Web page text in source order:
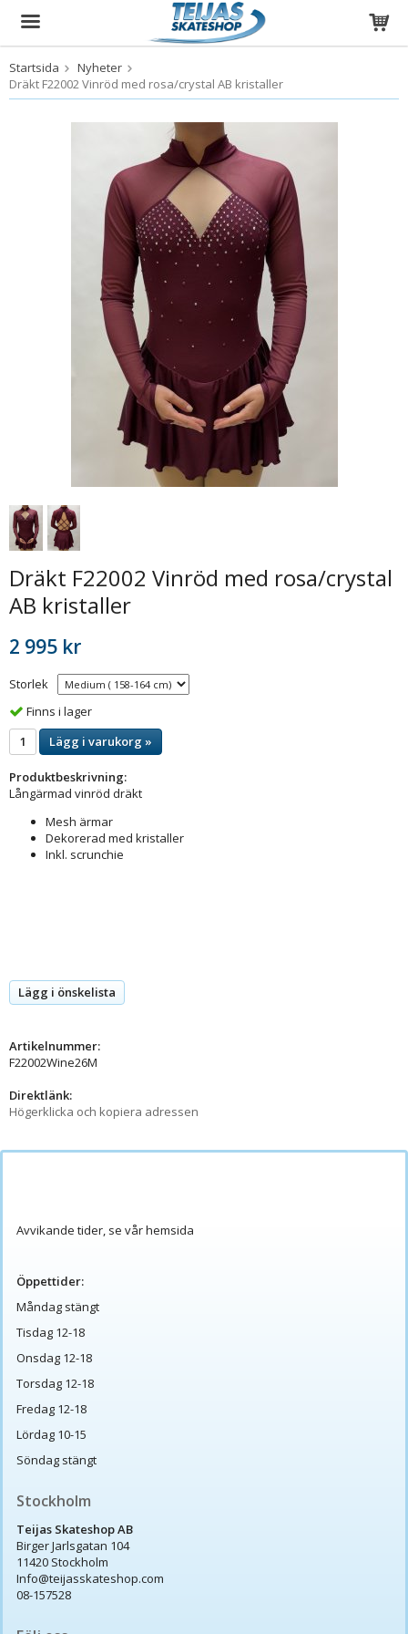
Produkten har blivit tillagd i varukorgen
Startsida
Nyheter
Dräkt F22002 Vinröd med rosa/crystal AB kristaller
Dräkt F22002 Vinröd med rosa/crystal
AB kristaller
2 995 kr
Storlek
Finns i lager
Lägg i varukorg »
Produktbeskrivning:
Långärmad vinröd dräkt
Mesh ärmar
Dekorerad med kristaller
Inkl. scrunchie
Lägg i önskelista
Artikelnummer:
F22002Wine26M
Direktlänk:
Högerklicka och kopiera adressen
Avvikande tider, se vår hemsida
Öppettider:
Måndag stängt
Tisdag 12-18
Onsdag 12-18
Torsdag 12-18
Fredag 12-18
Lördag 10-15
Söndag stängt
Stockholm
Teijas Skateshop AB
Birger Jarlsgatan 104
11420 Stockholm
Info@teijasskateshop.com
08-157528